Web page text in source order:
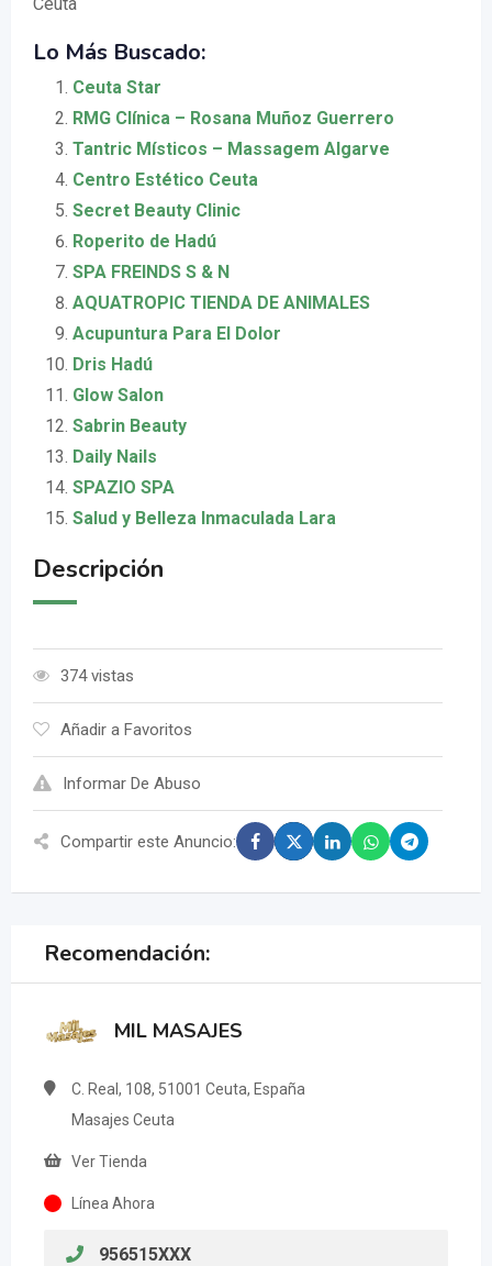
Lo Más Buscado:
Ceuta Star
RMG Clínica – Rosana Muñoz Guerrero
Tantric Místicos – Massagem Algarve
Centro Estético Ceuta
Secret Beauty Clinic
Roperito de Hadú
SPA FREINDS S & N
AQUATROPIC TIENDA DE ANIMALES
Acupuntura Para El Dolor
Dris Hadú
Glow Salon
Sabrin Beauty
Daily Nails
SPAZIO SPA
Salud y Belleza Inmaculada Lara
Descripción
374 vistas
Añadir a Favoritos
Informar De Abuso
Compartir este Anuncio:
Recomendación:
MIL MASAJES
C. Real, 108, 51001 Ceuta, España
Masajes Ceuta
Ver Tienda
Línea Ahora
956515XXX